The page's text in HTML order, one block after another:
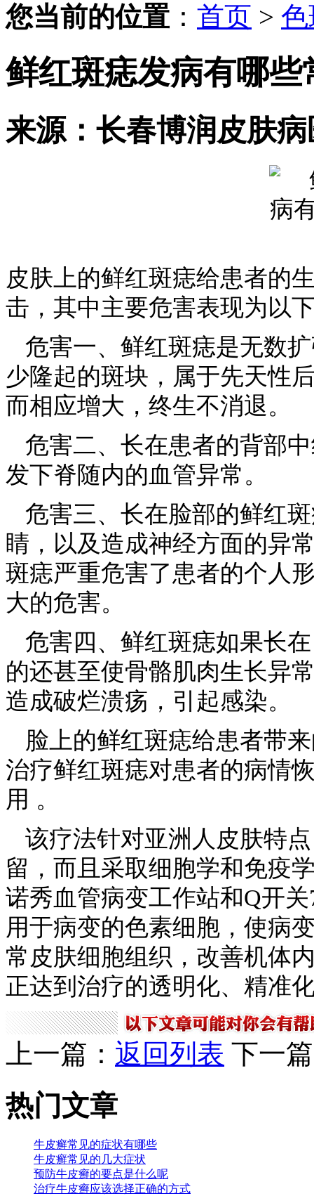
您当前的位置 ： 首页 >
鲜红斑痣发病有哪些
来源：长春博润皮肤
皮肤上的鲜红斑痣给患者的
击，其中主要危害表现为以
危害一、鲜红斑痣是无数
少隆起的斑块，属于先天性
而相应增大，终生不消退。
危害二、长在患者的背部
发下脊随内的血管异常。
危害三、长在脸部的鲜红
睛，以及造成神经方面的异
斑痣严重危害了患者的个人
大的危害。
危害四、鲜红斑痣如果长
的还甚至使骨骼肌肉生长异
造成破烂溃疡，引起感染。
脸上的鲜红斑痣给患者带
治疗鲜红斑痣对患者的病情
用 。
该疗法针对亚洲人皮肤特
留，而且采取细胞学和免疫
诺秀血管病变工作站和Q开
用于病变的色素细胞，使病
常皮肤细胞组织，改善机体
正达到治疗的透明化、精准
上一篇： 返回列表 下一
热门文章
牛皮癣常见的症状有哪些
牛皮癣常见的几大症状
预防牛皮癣的要点是什么呢
治疗牛皮癣应该选择正确的方式